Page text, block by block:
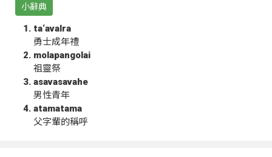
小辭典
ta‘avalra
勇士成年禮
molapangolai
祖靈祭
asavasavahe
男性青年
atamatama
父字輩的稱呼